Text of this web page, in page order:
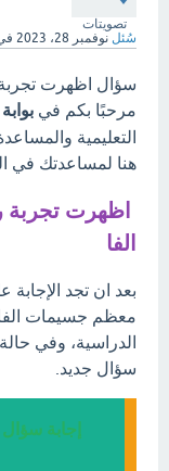
تصويتات
سُئل نوفمبر 28، 2023
سؤال اظهرت
مرحبًا بكم في
التعليمية
هنا لمساعدتك في
اظهرت
الفا
بعد ان تجد
معظم جسيمات
الدراسية، وفي
سؤال جديد.
إجابة